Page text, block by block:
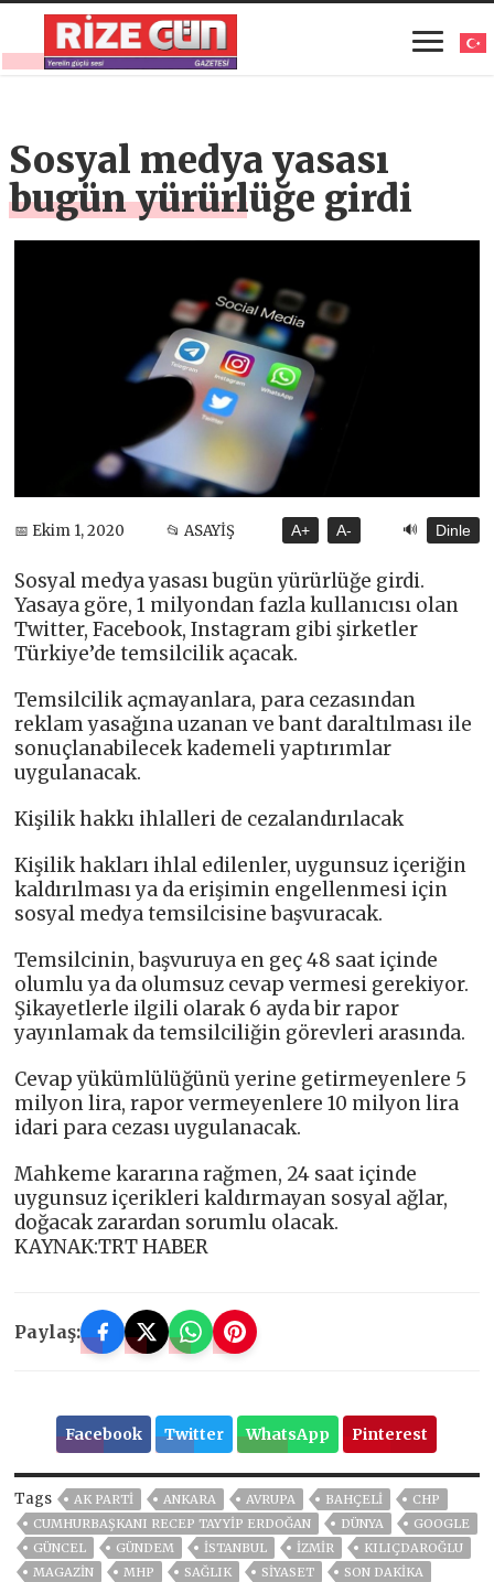
Sosyal medya yasası
bugün yürürlüğe girdi
📅 Ekim 1, 2020 📂 ASAYİŞ A+ A- 🔊 Dinle
Sosyal medya yasası bugün yürürlüğe girdi.
Yasaya göre, 1 milyondan fazla kullanıcısı olan
Twitter, Facebook, Instagram gibi şirketler
Türkiye’de temsilcilik açacak.
Temsilcilik açmayanlara, para cezasından
reklam yasağına uzanan ve bant daraltılması ile
sonuçlanabilecek kademeli yaptırımlar
uygulanacak.
Kişilik hakkı ihlalleri de cezalandırılacak
Kişilik hakları ihlal edilenler, uygunsuz içeriğin
kaldırılması ya da erişimin engellenmesi için
sosyal medya temsilcisine başvuracak.
Temsilcinin, başvuruya en geç 48 saat içinde
olumlu ya da olumsuz cevap vermesi gerekiyor.
Şikayetlerle ilgili olarak 6 ayda bir rapor
yayınlamak da temsilciliğin görevleri arasında.
Cevap yükümlülüğünü yerine getirmeyenlere 5
milyon lira, rapor vermeyenlere 10 milyon lira
idari para cezası uygulanacak.
Mahkeme kararına rağmen, 24 saat içinde
uygunsuz içerikleri kaldırmayan sosyal ağlar,
doğacak zarardan sorumlu olacak.
KAYNAK:TRT HABER
Paylaş:
Facebook Twitter WhatsApp Pinterest
Tags AK PARTİ ANKARA AVRUPA BAHÇELİ
CHP
CUMHURBAŞKANI RECEP TAYYIP ERDOĞAN
DÜNYA
GOOGLE
GÜNCEL
GÜNDEM ISTANBUL İZMIR
KILIÇDAROĞLU
MAGAZİN
MHP SAĞLIK SİYASET
SON DAKIKA